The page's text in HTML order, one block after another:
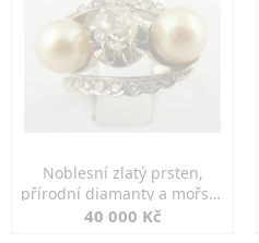
Noblesní zlatý prsten,
přírodní diamanty a mořské
perly
40 000 Kč